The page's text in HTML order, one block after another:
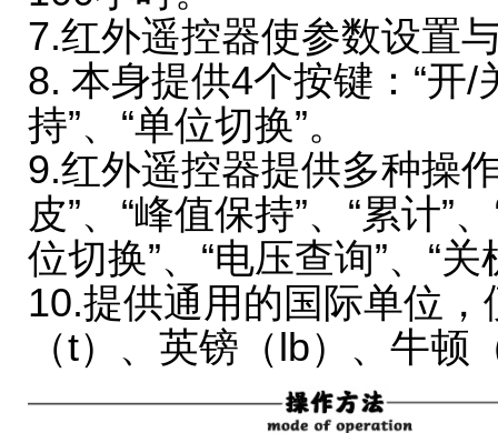
7.红外遥控器使参数设置
8. 本身提供4个按键：“开/
持”、“单位切换”。
9.红外遥控器提供多种操
皮”、“峰值保持”、“累计”
位切换”、“电压查询”、“
10.提供通用的国际单位
（t）、英镑（lb）、牛